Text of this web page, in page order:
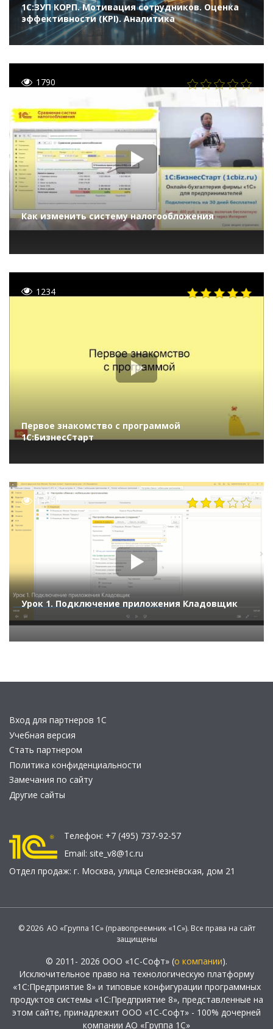
1С:ЗУП КОРП. Мотивация сотрудников. Оценка
эффективности (KPI). Аналитика
1790
Как изменить систему налогообложения
1234
Первое знакомство с программой
1С:БизнесСтарт
14330
Урок 1. Подключение приложения Кладовщик
Вход для партнеров 1С
Учебная версия
Стать партнером
Политика конфиденциальности
Замечания по сайту
Другие сайты
Телефон: +7 (495) 737-92-57
Email: site_v8@1c.ru
Отдел продаж: г. Москва, улица Селезнёвская, дом 21
© 2026 АО «Группа 1С» (правопреемник «1С»). Все права на сайт
защищены
© 2011- 2026 ООО «1С-Софт» (о компании).
Исключительное право на технологическую платформу
«1С:Предприятие 8» и типовые конфигурации программных
продуктов системы «1С:Предприятие 8», представленные на
этом сайте, принадлежит ООО «1С-Софт» - 100% дочерней
компании АО «Группа 1С»